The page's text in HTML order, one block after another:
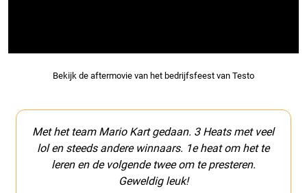
Bekijk de aftermovie van het bedrijfsfeest van Testo
Mario Kart gedaan. 3 Heats met veel
andere winnaars. 1e heat om het te
de volgende twee om te presteren.
We hebben
gedaan bij The
en ideaal om